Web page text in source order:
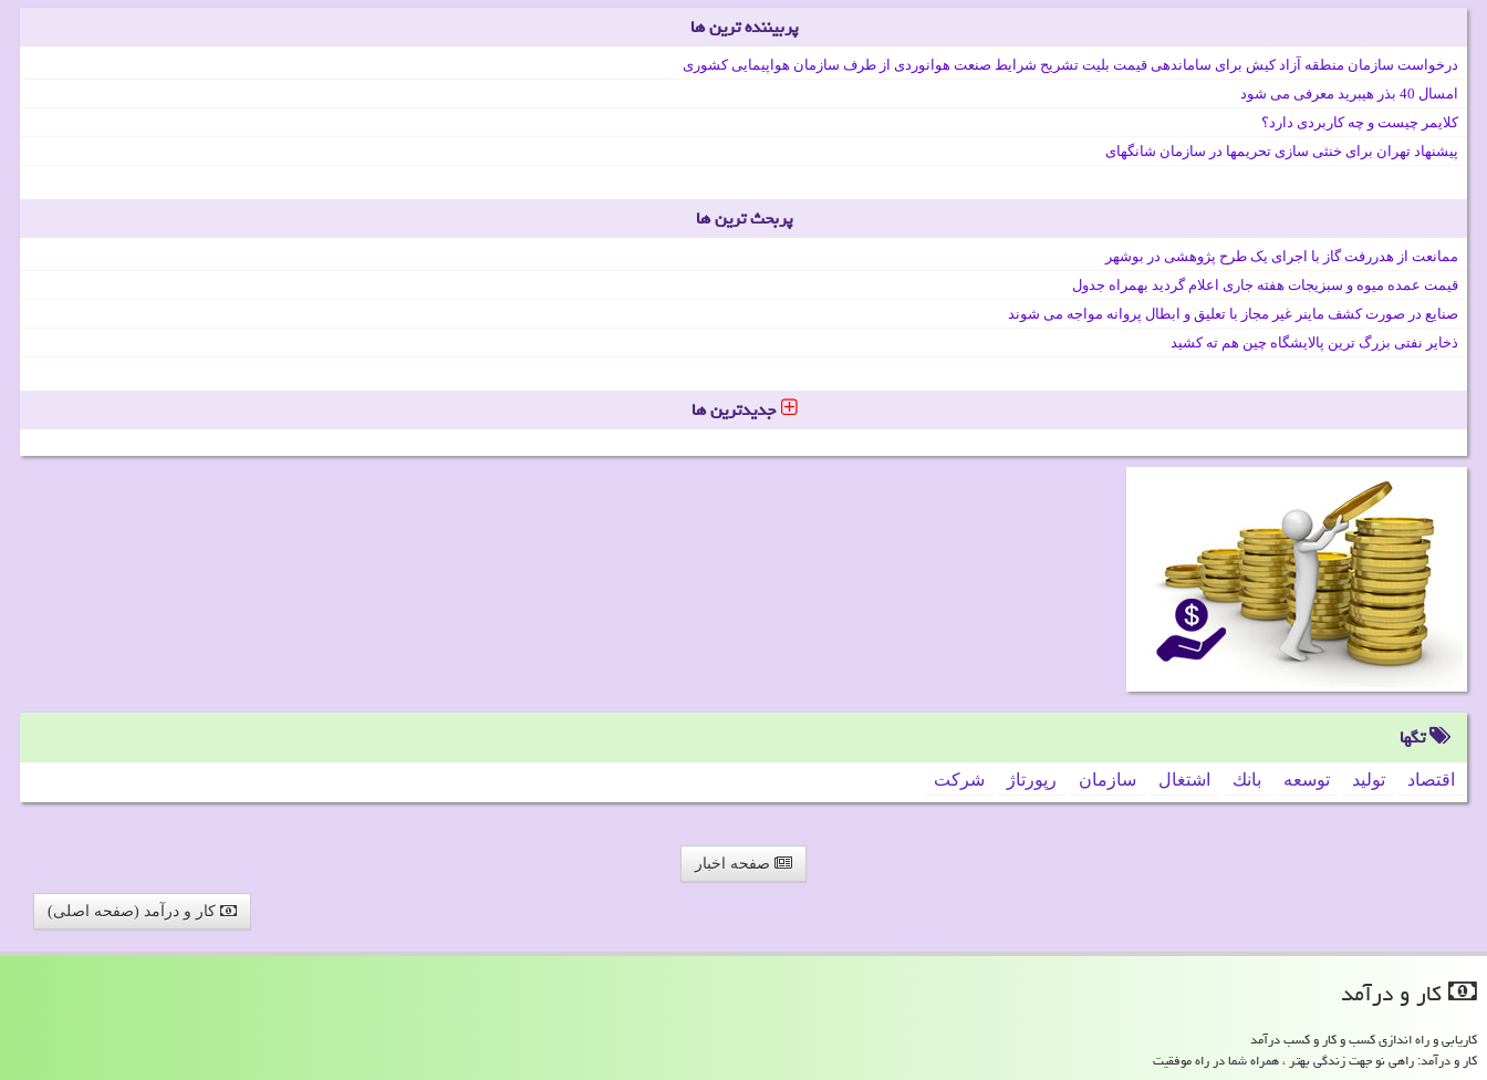
پربیننده ترین ها
درخواست سازمان منطقه آزاد کیش برای ساماندهی قیمت بلیت تشریح شرایط صنعت هوانوردی از طرف سازمان هواپیمایی کشوری
امسال 40 بذر هیبرید معرفی می شود
کلایمر چیست و چه کاربردی دارد؟
پیشنهاد تهران برای خنثی سازی تحریمها در سازمان شانگهای
پربحث ترین ها
ممانعت از هدررفت گاز با اجرای یک طرح پژوهشی در بوشهر
قیمت عمده میوه و سبزیجات هفته جاری اعلام گردید بهمراه جدول
صنایع در صورت کشف ماینر غیر مجاز با تعلیق و ابطال پروانه مواجه می شوند
ذخایر نفتی بزرگ ترین پالایشگاه چین هم ته کشید
جدیدترین ها
تگها
اقتصاد تولید توسعه بانك اشتغال سازمان رپورتاژ شركت
صفحه اخبار
کار و درآمد (صفحه اصلی)
كار و درآمد
کاریابی و راه اندازی کسب و کار و کسب درآمد
کار و درآمد: راهی نو جهت زندگی بهتر ، همراه شما در راه موفقیت